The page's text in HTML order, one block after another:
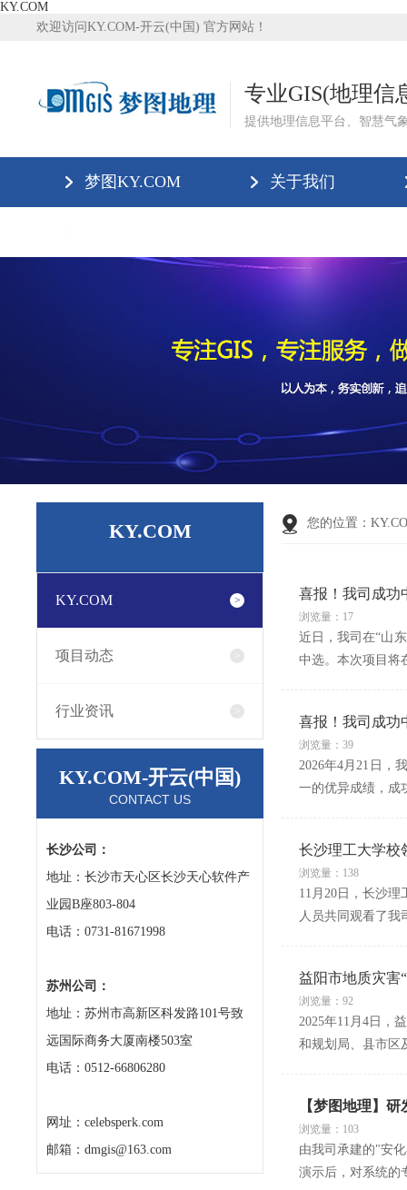
KY.COM
欢迎访问KY.COM-开云(中国) 官方网站！
专业GIS(地理信
提供地理信息平台、智慧气
梦图KY.COM 关于我们
KY.COM
KY.COM
项目动态
行业资讯
KY.COM-开云(中国)
CONTACT US
长沙公司：
地址：长沙市天心区长沙天心软件产
业园B座803-804
电话：0731-81671998
苏州公司：
地址：苏州市高新区科发路101号致
远国际商务大厦南楼503室
电话：0512-66806280
网址：celebsperk.com
邮箱：dmgis@163.com
您的位置：
喜报！我司成功
浏览量：17
近日，我司在“山
中选。本次项目将
喜报！我司成功
浏览量：39
2026年4月21日，
一的优异成绩，成
长沙理工大学校
浏览量：138
11月20日，长沙
人员共同观看了
益阳市地质灾害
浏览量：92
2025年11月4日，
和规划局、县市区
【梦图地理】
浏览量：103
由我司承建的"安
演示后，对系统的